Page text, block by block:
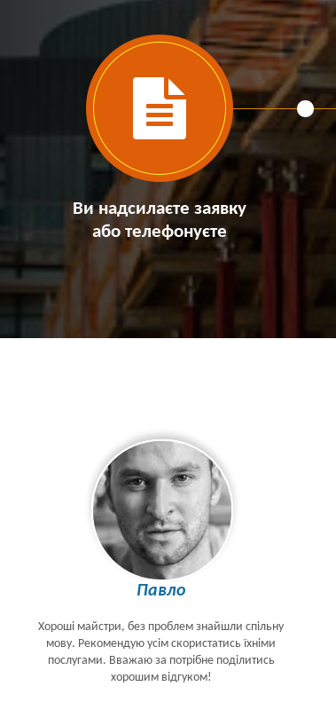
Ви надсилаєте заявку
або телефонуєте
Павло
Хороші майстри, без проблем знайшли спільну
мову. Рекомендую усім скористатись їхніми
послугами. Вважаю за потрібне поділитись
хорошим відгуком!